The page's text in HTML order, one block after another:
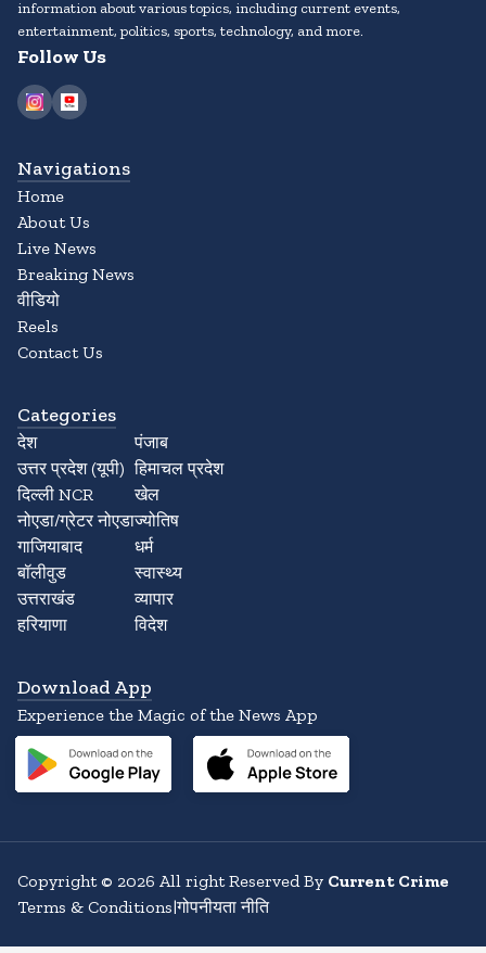
information about various topics, including current events,
entertainment, politics, sports, technology, and more.
Follow Us
Navigations
Home
About Us
Live News
Breaking News
वीडियो
Reels
Contact Us
Categories
देश
उत्तर प्रदेश (यूपी)
दिल्ली NCR
नोएडा/ग्रेटर नोएडा
गाजियाबाद
बॉलीवुड
उत्तराखंड
हरियाणा
पंजाब
हिमाचल प्रदेश
खेल
ज्योतिष
धर्म
स्वास्थ्य
व्यापार
विदेश
Download App
Experience the Magic of the News App
Copyright© 2026 All right Reserved By Current Crime
Terms & Conditions|गोपनीयता नीति